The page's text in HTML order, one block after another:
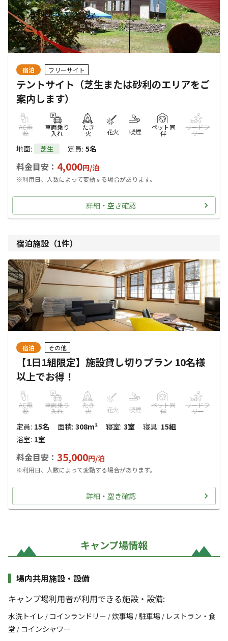
宿泊 フリーサイト
テントサイト（芝生または砂利のエリアをご
案内します）
AC電
源
車両乗り
入れ
たき
火 花火 喫煙
ペット同
伴
リードフ
リー
地面: 芝生 定員: 5名
料金目安： 4,000円/泊
※利用日、人数によって変動する場合があります。
詳細・空き確認
宿泊施設（1件）
宿泊 その他
【1日1組限定】施設貸し切りプラン 10名様
以上でお得！
AC電
源
車両乗り
入れ
たき
火 花火 喫煙
ペット同
伴
リードフ
リー
定員: 15名 面積: 308m² 寝室: 3室 寝具: 15組
浴室: 1室
料金目安： 35,000円/泊
※利用日、人数によって変動する場合があります。
詳細・空き確認
キャンプ場情報
場内共用施設・設備
キャンプ場利用者が利用できる施設・設備:
水洗トイレ / コインランドリー /炊事場 /駐車場 / レストラン・食
堂 / コインシャワー